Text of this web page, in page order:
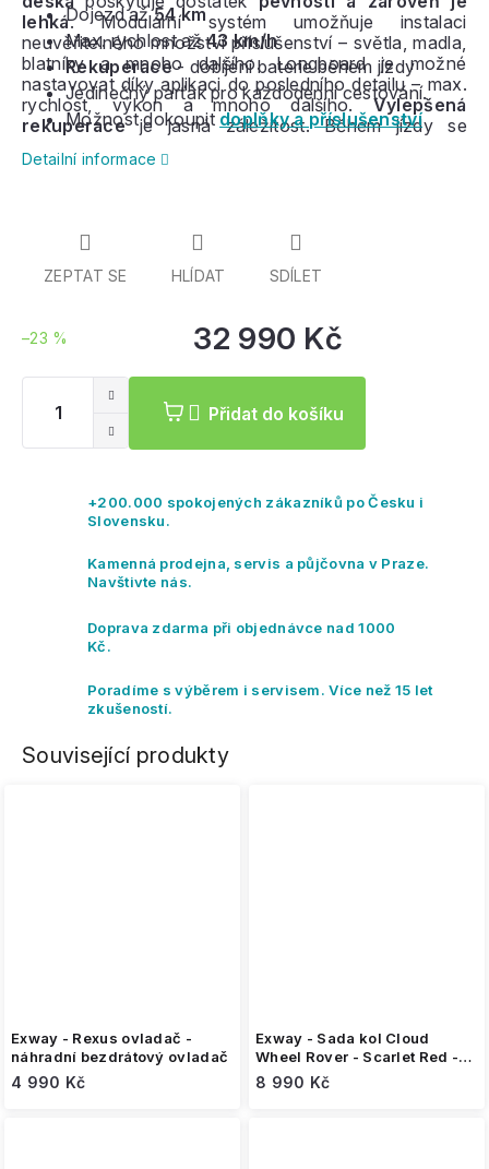
–23 % 32 990 Kč
Přidat do košíku
lehká. Modulární systém umožňuje instalaci
neuvěřitelného množství příslušenství – světla, madla,
blatníky a mnoho dalšího. Longboard je možné
nastavovat díky aplikaci do posledního detailu – max.
rychlost, výkon a mnoho dalšího.Vylepšená
rekuperaceje jasná záležitost. Během jízdy se
prkno se vyrábí
Dojezd až54 km
Max. rychlost až43 km/h
Rekuperace- dobíjení baterie během jízdy
Jedinečný parťák pro každodenní cestování.
Možnost dokoupit doplňky a příslušenství
Detailní informace
ZEPTAT SE HLÍDAT SDÍLET
+200.000 spokojených zákazníků po Česku i
Slovensku.
Kamenná prodejna, servis a půjčovna v Praze.
Navštivte nás.
Doprava zdarma při objednávce nad 1000
Kč.
Poradíme s výběrem i servisem. Více než 15 let
zkušeností.
Související produkty
Exway - Rexus ovladač -
náhradní bezdrátový ovladač
4 990 Kč
Exway - Sada kol Cloud
Wheel Rover - Scarlet Red -
pro Atlas Pro 2WD
8 990 Kč